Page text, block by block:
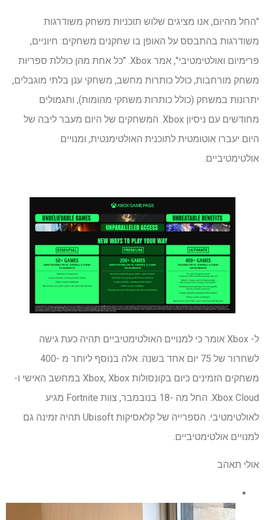
"החל מהיום, אנו מציגים שלוש תוכניות משחק משודרגות
משודרגות בהתבסס על האופן בו שחקנים משחקים: חיוניים,
פרימיום ואולטימטיבי", אמר Xbox. "כל אחת מהן כוללת ספריות
משחק מורחבות, כולל כותרות מחשב, משחקי ענן בלתי מוגבלים,
יתרונות במשחק (כולל כותרות משחקי מהומות), ותגמולים
מחודשים עם ניסיון Xbox. המשחקים של היום מעבר ליבה של
היום יעברו אוטומטית לתוכנית האולטימנטית, ומנויים
אולטימטיביים.
ל- Xbox אומר כי למנויים האולטימטיביים תהיה כעת גישה
לשחרור של 75 יום אחד בשנה. אלה בנוסף ליותר מ -400
משחקים הזמינים כיום בקונסולות Xbox, Xbox במחשב האישי ו-
Xbox Cloud. החל מה -18 בנובמבר, צוות Fortnite מגיע
לאולטימטיבי. הספרייה של קלאסיקות Ubisoft תהיה זמינה גם
למנויים אולטימטיביים.
אולי תאהב